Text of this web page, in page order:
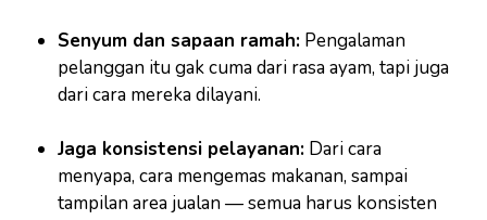
Senyum dan sapaan ramah:Pengalaman
pelanggan itu gak cuma dari rasa ayam, tapi juga
dari cara mereka dilayani.
Jaga konsistensi pelayanan:Dari cara
menyapa, cara mengemas makanan, sampai
tampilan area jualan — semua harus konsisten